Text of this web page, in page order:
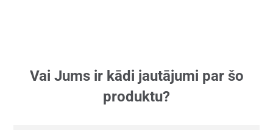
Vai Jums ir kādi jautājumi par šo
produktu?